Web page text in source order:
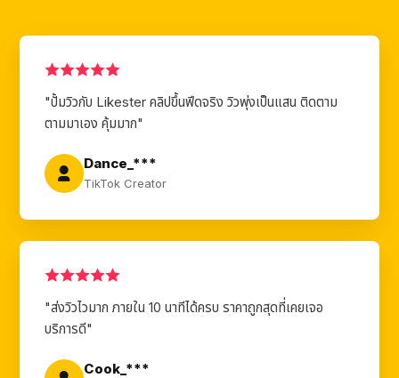
"ปั้มวิวกับ Likester คลิปขึ้นฟีดจริง วิวพุ่งเป็นแสน ติดตาม
ตามมาเอง คุ้มมาก"
Dance_***
TikTok Creator
"ส่งวิวไวมาก ภายใน 10 นาทีได้ครบ ราคาถูกสุดที่เคยเจอ
บริการดี"
Cook_***